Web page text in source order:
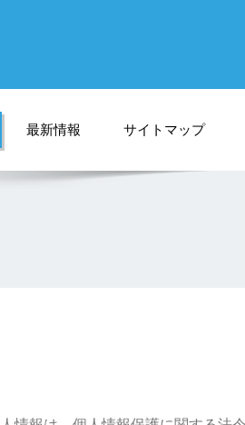
最新情報 サイトマップ